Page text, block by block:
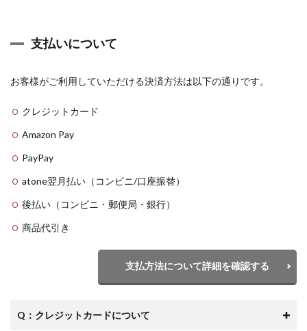
支払いについて
お客様がご利用していただける決済方法は以下の通りです。
クレジットカード
Amazon Pay
PayPay
atone翌月払い（コンビニ/口座振替）
後払い（コンビニ・郵便局・銀行）
商品代引き
支払方法について詳細を確認する
Q：クレジットカードについて